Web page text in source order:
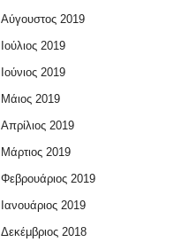
Αύγουστος 2019
Ιούλιος 2019
Ιούνιος 2019
Μάιος 2019
Απρίλιος 2019
Μάρτιος 2019
Φεβρουάριος 2019
Ιανουάριος 2019
Δεκέμβριος 2018